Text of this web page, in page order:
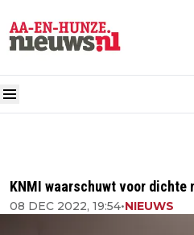
KNMI waarschuwt voor dichte
08 DEC 2022, 19:54•NIEUWS